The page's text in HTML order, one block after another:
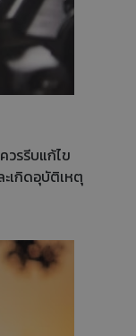
รรีบแก้ไข
ะเกิดอุบัติเหตุ